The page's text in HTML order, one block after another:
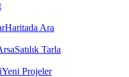
Haritada Ara
Satılık Tarla
Yeni Projeler